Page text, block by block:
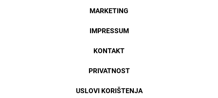
MARKETING
IMPRESSUM
KONTAKT
PRIVATNOST
USLOVI KORIŠTENJA